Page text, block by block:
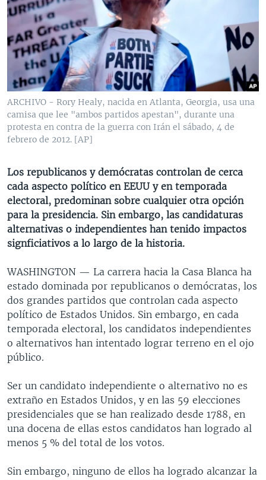
VENEZUELA
BRASIL
NICARAGUA
ECONOMÍA
ENTRETENIMIENTO Y CULTURA
TECNOLOGÍA
DEPORTES
MULTIMEDIA
VIDEOS
FOTOGRAFÍA
AUDIOS
PROGRAMAS TV
EL MUNDO AL DÍA
FORO INTERAMERICANO
LAS CLAVES
PANORAMA
RADIO
AVANCE INFORMATIVO
BUENOS DÍAS AMÉRICA
ESTADOS UNIDOS AL DÍA
FORO [RADIO]
DEPORTIVO INTERNACIONAL
NOTA ECONÓMICA
ENTRETENIMIENTO
DIRECT
Learning English
Idiomas
ARCHIVO - Rory Healy, nacida en Atlanta, Georgia, usa una
camisa que lee "ambos partidos apestan", durante una
protesta en contra de la guerra con Irán el sábado, 4 de
febrero de 2012. [AP]
Los republicanos y demócratas controlan de cerca
cada aspecto político en EEUU y en temporada
electoral, predominan sobre cualquier otra opción
para la presidencia. Sin embargo, las candidaturas
alternativas o independientes han tenido impactos
signficiativos a lo largo de la historia.
WASHINGTON — La carrera hacia la Casa Blanca ha
estado dominada por republicanos o demócratas, los
dos grandes partidos que controlan cada aspecto
político de Estados Unidos. Sin embargo, en cada
temporada electoral, los candidatos independientes
o alternativos han intentado lograr terreno en el ojo
público.
Ser un candidato independiente o alternativo no es
extraño en Estados Unidos, y en las 59 elecciones
presidenciales que se han realizado desde 1788, en
una docena de ellas estos candidatos han logrado al
menos 5 % del total de los votos.
Sin embargo, ninguno de ellos ha logrado alcanzar la